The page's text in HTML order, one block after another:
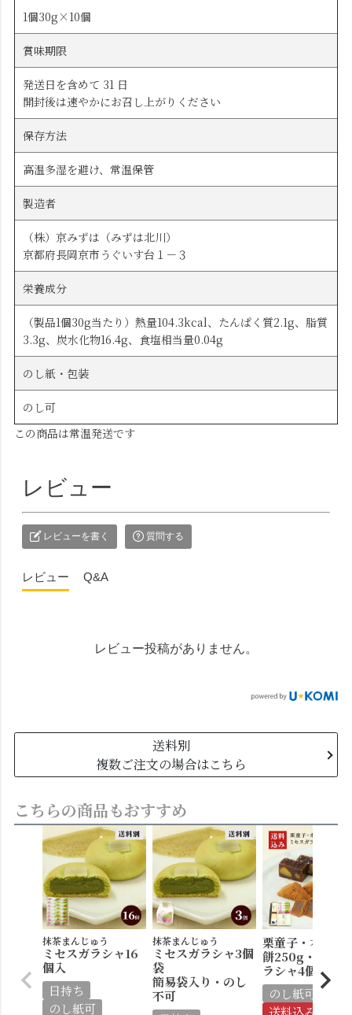
1個30g×10個
賞味期限
発送日を含めて 31 日
開封後は速やかにお召し上がりください
保存方法
高温多湿を避け、常温保管
製造者
（株）京みずは（みずは北川）
京都府長岡京市うぐいす台１－３
栄養成分
（製品1個30g当たり）熱量104.3kcal、たんぱく質2.1g、脂質
3.3g、炭水化物16.4g、食塩相当量0.04g
のし紙・包装
のし可
この商品は常温発送です
レビュー
レビューを書く 質問する
レビュー Q&A
レビュー投稿がありません。
送料別
複数ご注文の場合はこちら
こちらの商品もおすすめ
抹茶まんじゅう
ミセスガラシャ16
個入
日持ち
のし紙可
抹茶まんじゅう
ミセスガラシャ3個
袋
簡易袋入り・のし
不可
栗童子・本わら
餅250g・ミセ
ラシャ4個セット
のし紙可